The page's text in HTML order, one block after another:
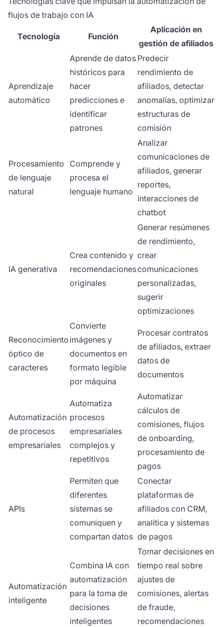
flujos de trabajo con IA
Tecnología Función
Aplicación en
gestión de afiliados
Aprendizaje
automático
Aprende de datos
históricos para
hacer
predicciones e
identificar
patrones
Predecir
rendimiento de
afiliados, detectar
anomalías, optimizar
estructuras de
comisión
Procesamiento
de lenguaje
natural
Comprende y
procesa el
lenguaje humano
Analizar
comunicaciones de
afiliados, generar
reportes,
interacciones de
chatbot
IA generativa
Crea contenido y
recomendaciones
originales
Generar resúmenes
de rendimiento,
crear
comunicaciones
personalizadas,
sugerir
optimizaciones
Reconocimiento
óptico de
caracteres
Convierte
imágenes y
documentos en
formato legible
por máquina
Procesar contratos
de afiliados, extraer
datos de
documentos
Automatización
de procesos
empresariales
Automatiza
procesos
empresariales
complejos y
repetitivos
Automatizar
cálculos de
comisiones, flujos
de onboarding,
procesamiento de
pagos
APIs
Permiten que
diferentes
sistemas se
comuniquen y
compartan datos
Conectar
plataformas de
afiliados con CRM,
analítica y sistemas
de pagos
Automatización
inteligente
Combina IA con
automatización
para la toma de
decisiones
inteligentes
Tomar decisiones en
tiempo real sobre
ajustes de
comisiones, alertas
de fraude,
recomendaciones